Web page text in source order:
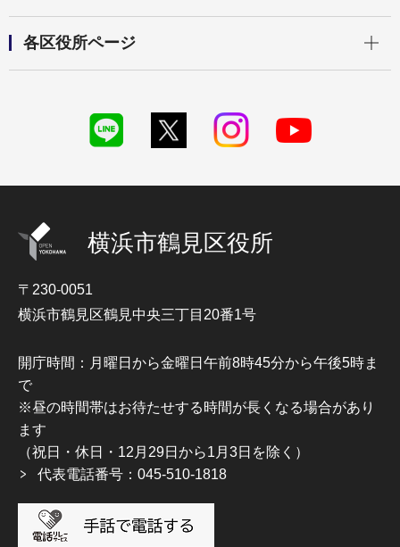
各区役所ページ
横浜市鶴見区役所
〒230-0051
横浜市鶴見区鶴見中央三丁目20番1号
開庁時間：月曜日から金曜日午前8時45分から午後5時ま
で
※昼の時間帯はお待たせする時間が長くなる場合があり
ます
（祝日・休日・12月29日から1月3日を除く）
代表電話番号：045-510-1818